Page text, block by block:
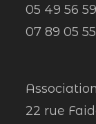
05 49 56
07 89 05
22 rue